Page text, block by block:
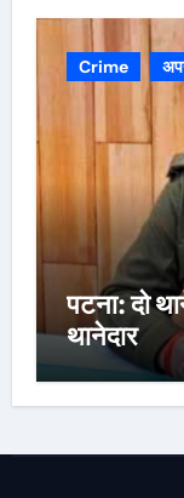
Crime
पटना: दो
थानेदार